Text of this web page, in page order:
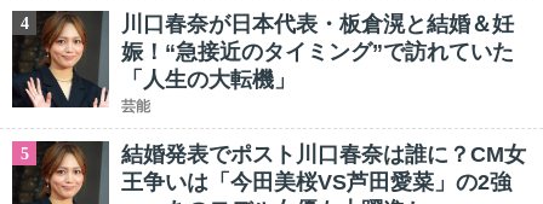
4
川口春奈が日本代表・板倉滉と結婚＆妊
娠！“急接近のタイミング”で訪れていた
「人生の大転機」
芸能
5
結婚発表でポスト川口春奈は誰に？CM女
王争いは「今田美桜VS芦田愛菜」の2強